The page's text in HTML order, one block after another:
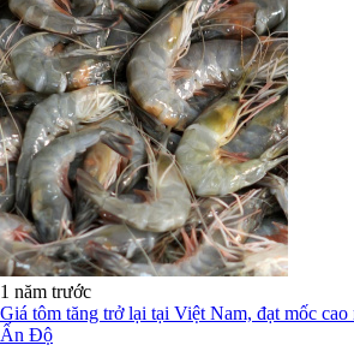
1 năm trước
Giá tôm tăng trở lại tại Việt Nam, đạt mốc cao
Ấn Độ